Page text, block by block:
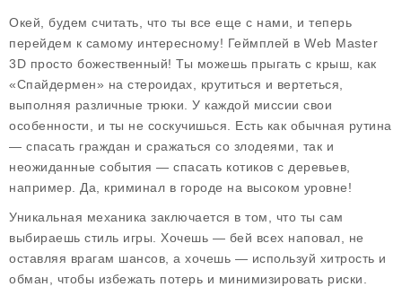
Окей, будем считать, что ты все еще с нами, и теперь
перейдем к самому интересному! Геймплей в Web Master
3D просто божественный! Ты можешь прыгать с крыш, как
«Спайдермен» на стероидах, крутиться и вертеться,
выполняя различные трюки. У каждой миссии свои
особенности, и ты не соскучишься. Есть как обычная рутина
— спасать граждан и сражаться со злодеями, так и
неожиданные события — спасать котиков с деревьев,
например. Да, криминал в городе на высоком уровне!
Уникальная механика заключается в том, что ты сам
выбираешь стиль игры. Хочешь — бей всех наповал, не
оставляя врагам шансов, а хочешь — используй хитрость и
обман, чтобы избежать потерь и минимизировать риски.